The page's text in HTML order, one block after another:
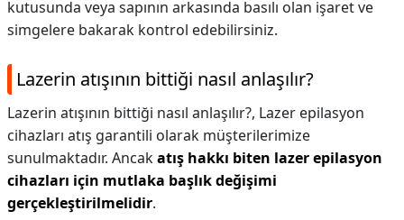
kutusunda veya sapının arkasında basılı olan işaret ve
simgelere bakarak kontrol edebilirsiniz.
Lazerin atışının bittiği nasıl anlaşılır?
Lazerin atışının bittiği nasıl anlaşılır?, Lazer epilasyon
cihazları atış garantili olarak müşterilerimize
sunulmaktadır. Ancakatış hakkı biten lazer epilasyon
cihazları için mutlaka başlık değişimi
gerçekleştirilmelidir.